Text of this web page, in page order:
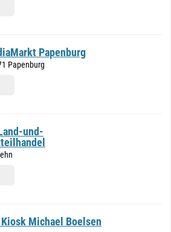
Papenburg
Papenburg
und-
Michael Boelsen